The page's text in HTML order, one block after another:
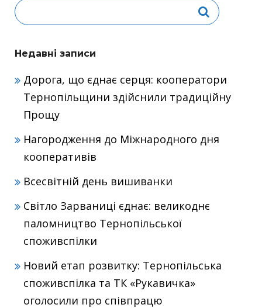
Недавні записи
Дорога, що єднає серця: кооператори
Тернопільщини здійснили традиційну
Прощу
Нагородження до Міжнародного дня
кооперативів
Всесвітній день вишиванки
Світло Зарваниці єднає: великоднє
паломництво Тернопільської
споживспілки
Новий етап розвитку: Тернопільська
споживспілка та ТК «Рукавичка»
оголосили про співпрацю